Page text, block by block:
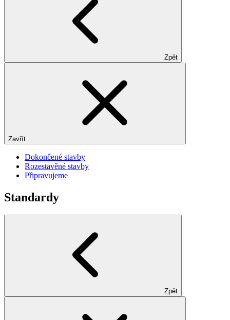
Zpět
Zavřít
Dokončené stavby
Rozestavěné stavby
Připravujeme
Standardy
Zpět